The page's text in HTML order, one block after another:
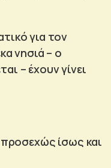
για τον
νησιά – ο
– έχουν γίνει
ίσως και